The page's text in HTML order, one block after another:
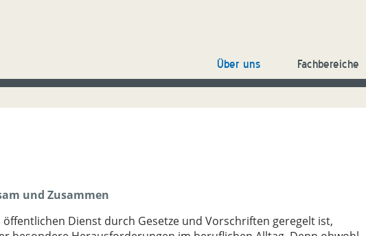
Über uns Fachbereiche
und Zusammen
Dienst durch Gesetze und Vorschriften geregelt ist,